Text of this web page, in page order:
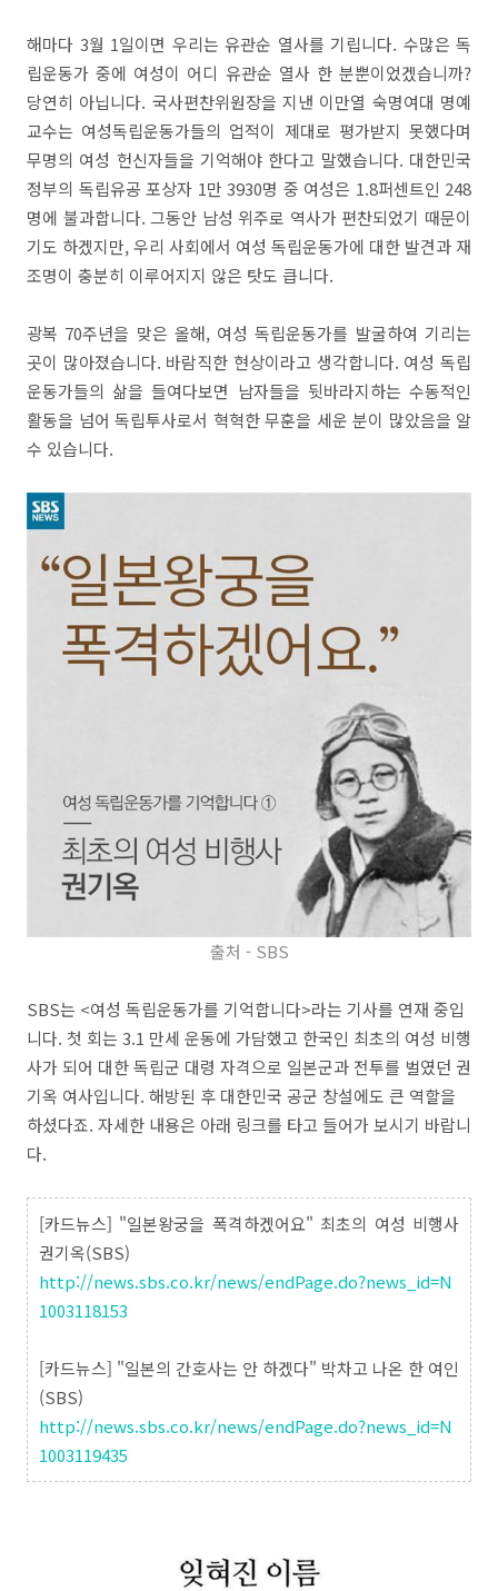
해마다 3월 1일이면 우리는 유관순 열사를 기립니다. 수많은 독
립운동가 중에 여성이 어디 유관순 열사 한 분뿐이었겠습니까?
당연히 아닙니다. 국사편찬위원장을 지낸 이만열 숙명여대 명예
교수는 여성독립운동가들의 업적이 제대로 평가받지 못했다며
무명의 여성 헌신자들을 기억해야 한다고 말했습니다. 대한민국
정부의 독립유공 포상자 1만 3930명 중 여성은 1.8퍼센트인 248
명에 불과합니다. 그동안 남성 위주로 역사가 편찬되었기 때문이
기도 하겠지만, 우리 사회에서 여성 독립운동가에 대한 발견과 재
조명이 충분히 이루어지지 않은 탓도 큽니다.
광복 70주년을 맞은 올해, 여성 독립운동가를 발굴하여 기리는
곳이 많아졌습니다. 바람직한 현상이라고 생각합니다. 여성 독립
운동가들의 삶을 들여다보면 남자들을 뒷바라지하는 수동적인
활동을 넘어 독립투사로서 혁혁한 무훈을 세운 분이 많았음을 알
수 있습니다.
출처 - SBS
SBS는 <여성 독립운동가를 기억합니다>라는 기사를 연재 중입
니다. 첫 회는 3.1 만세 운동에 가담했고 한국인 최초의 여성 비행
사가 되어 대한 독립군 대령 자격으로 일본군과 전투를 벌였던 권
기옥 여사입니다. 해방된 후 대한민국 공군 창설에도 큰 역할을
하셨다죠. 자세한 내용은 아래 링크를 타고 들어가 보시기 바랍니
다.
[카드뉴스] "일본왕궁을 폭격하겠어요" 최초의 여성 비행사
권기옥(SBS)
http://news.sbs.co.kr/news/endPage.do?news_id=N
1003118153
[카드뉴스] "일본의 간호사는 안 하겠다" 박차고 나온 한 여인
(SBS)
http://news.sbs.co.kr/news/endPage.do?news_id=N
1003119435